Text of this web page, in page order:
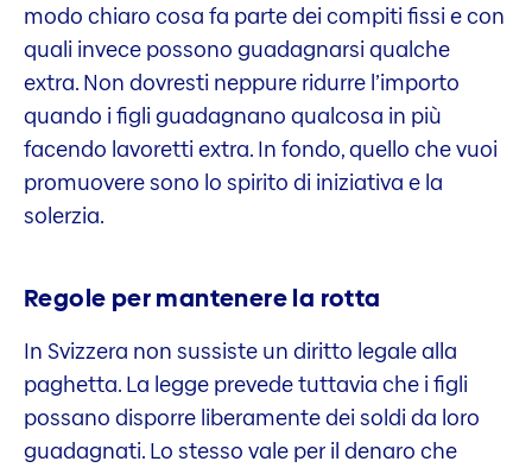
modo chiaro cosa fa parte dei compiti fissi e con
quali invece possono guadagnarsi qualche
extra. Non dovresti neppure ridurre l’importo
quando i figli guadagnano qualcosa in più
facendo lavoretti extra. In fondo, quello che vuoi
promuovere sono lo spirito di iniziativa e la
solerzia.
Regole per mantenere la rotta
In Svizzera non sussiste un diritto legale alla
paghetta. La legge prevede tuttavia che i figli
possano disporre liberamente dei soldi da loro
guadagnati. Lo stesso vale per il denaro che